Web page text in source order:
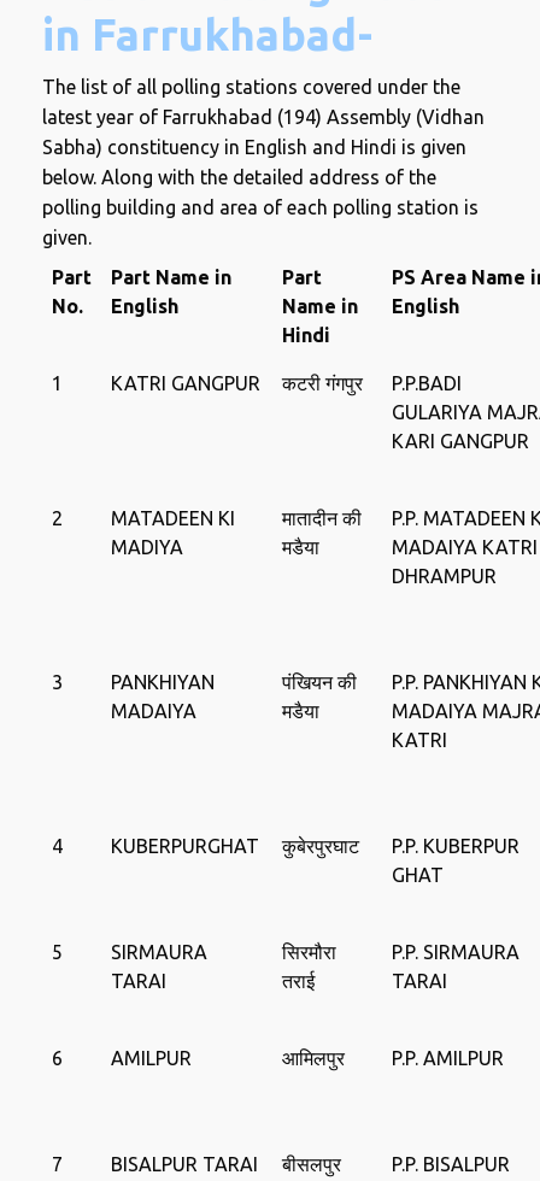
in Farrukhabad-
The list of all polling stations covered under the
latest year of Farrukhabad (194) Assembly (Vidhan
Sabha) constituency in English and Hindi is given
below. Along with the detailed address of the
polling building and area of ​​each polling station is
given.
Part
No.
Part Name in
English
Part
Name in
Hindi
PS Area Name
English
1 KATRI GANGPUR कटरी गंगपुर
P.P.BADI
GULARIYA
KARI GANGPUR
2
MATADEEN KI
MADIYA
मातादीन की
मडैया
P.P. MATADEEN
MADAIYA KATRI
DHRAMPUR
3
PANKHIYAN
MADAIYA
पंखियन की
मडैया
P.P. PANKHIYAN
MADAIYA
KATRI
4 KUBERPURGHAT कुबेरपुरघाट
P.P. KUBERPUR
GHAT
5
SIRMAURA
TARAI
सिरमौरा
तराई
P.P. SIRMAURA
TARAI
6 AMILPUR आमिलपुर P.P. AMILPUR
7 BISALPUR TARAI
बीसलपुर
P.P. BISALPUR